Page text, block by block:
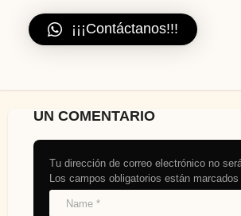
¡¡¡Contáctanos!!!
UN COMENTARIO
Tu dirección de correo electrónico no
Los campos obligatorios están